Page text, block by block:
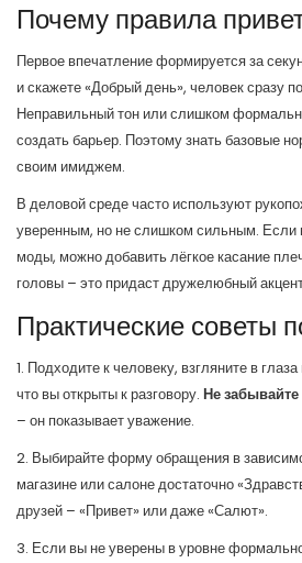
Почему правила
Первое впечатление формируется за
и скажете «Добрый день», человек сразу
Неправильный тон или слишком
создать барьер. Поэтому знать базовые
своим имиджем.
В деловой среде часто используют
уверенным, но не слишком сильным. Если
моды, можно добавить лёгкое касание
головы – это придаст дружелюбный
Практические советы
1. Подходите к человеку, взгляните в
что вы открыты к разговору. Не
– он показывает уважение.
2. Выбирайте форму обращения в
магазине или салоне достаточно
друзей – «Привет» или даже «Салют».
3. Если вы не уверены в уровне